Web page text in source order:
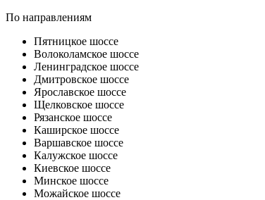
По направлениям
Пятницкое шоссе
Волоколамское шоссе
Ленинградское шоссе
Дмитровское шоссе
Ярославское шоссе
Щелковское шоссе
Рязанское шоссе
Каширское шоссе
Варшавское шоссе
Калужское шоссе
Киевское шоссе
Минское шоссе
Можайское шоссе